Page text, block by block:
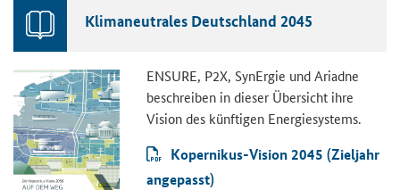
Klimaneutrales Deutschland 2045
ENSURE, P2X, SynErgie und Ariadne
beschreiben in dieser Übersicht ihre
Vision des künftigen Energiesystems.
Kopernikus-Vision 2045 (Zieljahr
angepasst)